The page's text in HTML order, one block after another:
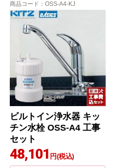
商品コード ：OSS-A4-KJ
ビルトイン浄水器 キッ
チン水栓 OSS-A4 工事
セット
48,101 円(税込)